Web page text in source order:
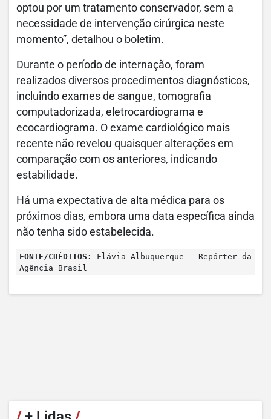
optou por um tratamento conservador, sem a
necessidade de intervenção cirúrgica neste
momento”, detalhou o boletim.
Durante o período de internação, foram
realizados diversos procedimentos diagnósticos,
incluindo exames de sangue, tomografia
computadorizada, eletrocardiograma e
ecocardiograma. O exame cardiológico mais
recente não revelou quaisquer alterações em
comparação com os anteriores, indicando
estabilidade.
Há uma expectativa de alta médica para os
próximos dias, embora uma data específica ainda
não tenha sido estabelecida.
FONTE/CRÉDITOS:
Flávia Albuquerque - Repórter da
Agência Brasil